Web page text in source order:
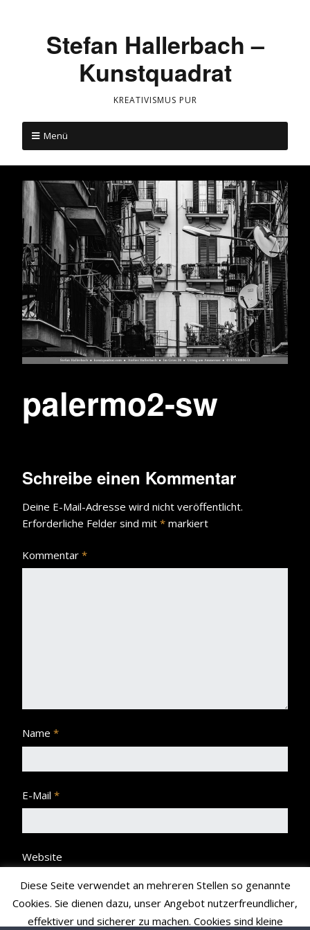
Stefan Hallerbach –
Kunstquadrat
KREATIVISMUS PUR
Menü
palermo2-sw
Schreibe einen Kommentar
Deine E-Mail-Adresse wird nicht veröffentlicht.
Erforderliche Felder sind mit * markiert
Kommentar *
Name *
E-Mail *
Website
Diese Seite verwendet an mehreren Stellen so genannte
Cookies. Sie dienen dazu, unser Angebot nutzerfreundlicher,
effektiver und sicherer zu machen. Cookies sind kleine